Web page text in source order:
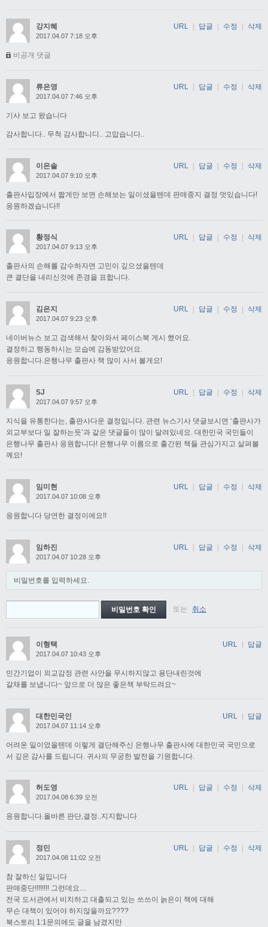
강지혜
2017.04.07 7:18 오후
비공개 댓글
URL 답글 수정 삭제
류은영
2017.04.07 7:46 오후
기사 보고 왔습니다
감사합니다.. 무척 감사합니디.. 고맙습니다..
URL 답글 수정 삭제
이은솔
2017.04.07 9:10 오후
출판사입장에서 짧게만 보면 손해보는 일이셨을텐데 판매중지 결정 멋있습니다!
응원하겠습니다!!
URL | 답글 | 수정 | 삭제
황정식
2017.04.07 9:13 오후
출판사의 손해를 감수하자면 고민이 깊으셨을텐데
큰 결단을 내리신것에 존경을 표합니다.
URL 답글 수정 삭제
김은지
2017.04.07 9:23 오후
네이버뉴스 보고 검색해서 찾아와서 페이스북 게시 했어요.
결정하고 행동하시는 모습에 감동받았어요.
응원합니다.은행나무 출판사 책 많이 사서 볼게요!
URL 답글 수정 삭제
SJ
2017.04.07 9:57 오후
지식을 유통한다는, 출판사다운 결정입니다. 관련 뉴스기사 댓글보시면 ‘출판사가
외교부보다 일 잘하는듯’과 같은 댓글들이 많이 달려있네요. 대한민국 국민들이
은행나무 출판사 응원합니다! 은행나무 이름으로 출간된 책들 관심가지고 살펴볼
께요!
URL 답글 수정 삭제
임미현
2017.04.07 10:08 오후
응원합니다 당연한 결정이에요!!
URL | 답글 | 수정 | 삭제
임하진
2017.04.07 10:28 오후
비밀번호를 입력하세요.
또는 취소
URL | 답글 | 수정 | 삭제
이형택
2017.04.07 10:43 오후
민간기업이 외교감정 관련 사안을 무시하지않고 용단내린것에
갈채를 보냅니다~ 앞으로 더 많은 좋은책 부탁드려요~
URL | 답글
대한민국인
2017.04.07 11:14 오후
어려운 일이었을텐데 이렇게 결단해주신 은행나무 출판사에 대한민국 국민으로
서 깊은 감사를 드립니다. 귀사의 무궁한 발전을 기원합니다.
URL | 답글
허도영
2017.04.08 6:39 오전
응원합니다.올바른 판단,결정..지지합니다
URL 답글 수정 삭제
정민
2017.04.08 11:02 오전
참 잘하신 일입니다
판매중단!!!!!!!! 그런데요…
전국 도서관에서 비치하고 대출되고 있는 쓰쓰이 늙은이 책에 대해
무슨 대책이 있어야 하지않을까요????
북스토리 1:1문의에도 글을 남겼지만
URL 답글 수정 삭제